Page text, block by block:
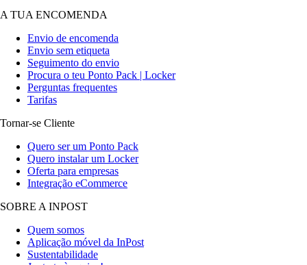
A TUA ENCOMENDA
Envio de encomenda
Envio sem etiqueta
Seguimento do envio
Procura o teu Ponto Pack | Locker
Perguntas frequentes
Tarifas
Tornar-se Cliente
Quero ser um Ponto Pack
Quero instalar um Locker
Oferta para empresas
Integração eCommerce
SOBRE A INPOST
Quem somos
Aplicação móvel da InPost
Sustentabilidade